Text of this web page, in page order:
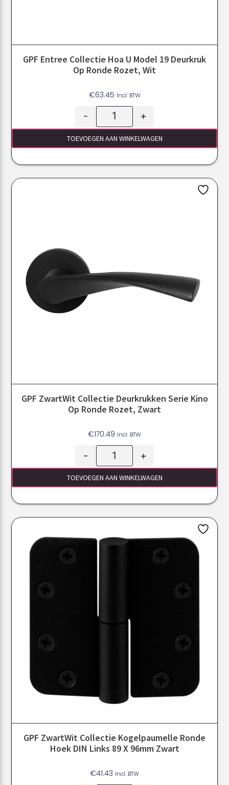
GPF Entree Collectie Hoa U Model 19 Deurkruk
Op Ronde Rozet, Wit
€63.45 Incl. BTW
- +
TOEVOEGEN AAN WINKELWAGEN
GPF ZwartWit Collectie Deurkrukken Serie Kino
Op Ronde Rozet, Zwart
€170.49 Incl. BTW
- +
TOEVOEGEN AAN WINKELWAGEN
GPF ZwartWit Collectie Kogelpaumelle Ronde
Hoek DIN Links 89 X 96mm Zwart
€41.43 Incl. BTW